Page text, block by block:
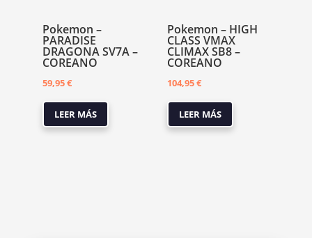
Pokemon –
PARADISE
DRAGONA SV7A –
COREANO
59,95€
LEER MÁS
Pokemon – HIGH
CLASS VMAX
CLIMAX SB8 –
COREANO
104,95€
LEER MÁS